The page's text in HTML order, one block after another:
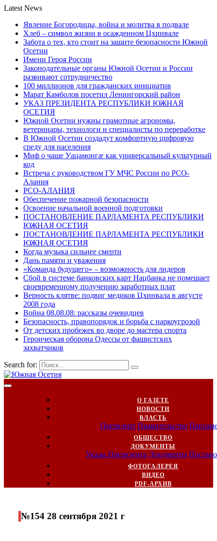
Latest News
Явление Богородицы, война и молитва в подвале
Хлеб – символ жизни в осажденном Цхинвале
Забота о тех, кто стоит на защите безопасности Южной
Осетии
Имени Героя России
Законодательные органы Южной Осетии и России
развивают сотрудничество
100 миллионов для гражданских инициатив
Марат Камболов посетил Ленингорский район
УКАЗ ПРЕЗИДЕНТА РЕСПУБЛИКИ ЮЖНАЯ
ОСЕТИЯ
Южной Осетии нужны грамотные агрономы,
ветеринары, технологи и специалисты по переработке
В Южной Осетии создадут комфортную цифровую
среду для населения
Миф о чаше Уацамонгæ как универсальный культурный
код
Встреча с руководством ГУ МЧС России по РСО-
Алания
РСО-АЛАНИЯ
Обеспечение пожарной безопасности
Освоение начальной военной подготовки
ПОСТАНОВЛЕНИЕ ПАРЛАМЕНТА РЕСПУБЛИКИ
ЮЖНАЯ ОСЕТИЯ
ПОСТАНОВЛЕНИЕ ПАРЛАМЕНТА РЕСПУБЛИКИ
ЮЖНАЯ ОСЕТИЯ
Когда музыка сильнее смерти
Дань памяти и уважения
«Команда будущего» – возможность для лидеров
Сбой в системе банковских карт Нацбанка не помешает
своевременному получению заработных плат
Верность клятве: подвиг медиков Цхинвала в августе
2008 года
Война 08.08.08: рассказы очевидцев
Безопасность, правопорядок и борьба с наркоугрозой
От детских пробежек во дворе до мастера спорта
Героическая оборона Одессы от фашистских
захватчиков
Search for:
О ГАЗЕТЕ
НОВОСТИ
ВЛАСТЬ
Президент Правительство
ОБЩЕСТВО
ДОКУМЕНТЫ
Указы Президента Документы
ФОТОГАЛЕРЕЯ
ВИДЕО
PDF-АРХИВ
№154 28 сентября 2021 г